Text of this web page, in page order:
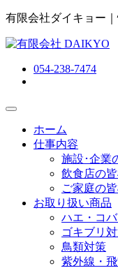
有限会社ダイキョー
054-238-7474
ホーム
仕事内容
施設･企業
飲食店の
ご家庭の
お取り扱い商品
ハエ・コ
ゴキブリ
鳥類対策
紫外線・